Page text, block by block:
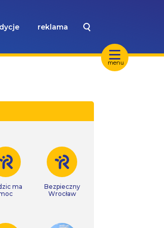
menu
reklama
ma
Bezpieczny
Wrocław